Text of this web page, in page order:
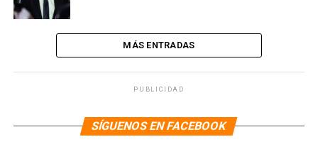
MÁS ENTRADAS
PUBLICIDAD
SÍGUENOS EN FACEBOOK